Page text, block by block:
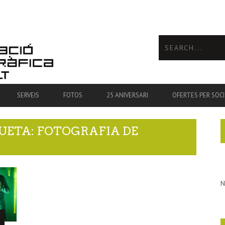
SERVEIS FOTOS 25 ANIVERSARI OFERTES PER
FOTOGRAFIA DE